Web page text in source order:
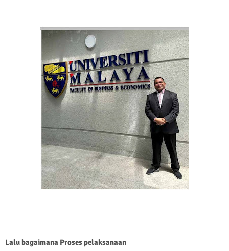
Lalu bagaimana Proses pelaksanaan